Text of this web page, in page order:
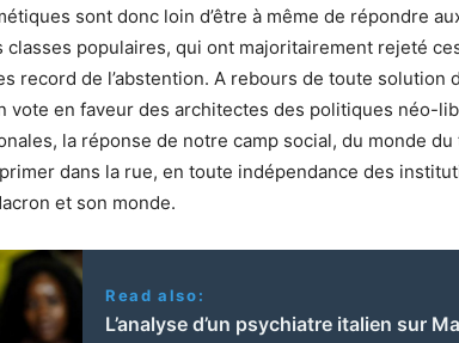
sont donc loin d’être à même de répondre
classes populaires, qui ont majoritairement rejeté
record de l’abstention. A rebours de toute solution
vote en faveur des architectes des politiques néo-
la réponse de notre camp social, du monde
dans la rue, en toute indépendance des
et son monde.
Read also:
L’analyse d’un psychiatre italien sur